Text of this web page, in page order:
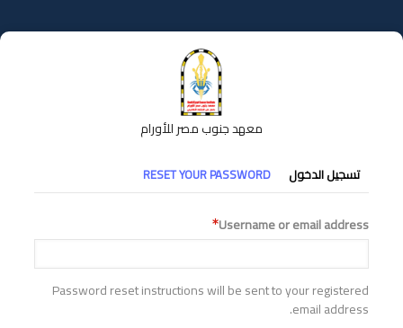
إلى
المحتوى
معهد جنوب مصر للأورام
التبويبات
الأساسية
تسجيل الدخول RESET YOUR PASSWORD
Username or email address
Password reset instructions will be sent to your registered
email address.